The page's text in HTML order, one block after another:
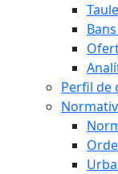
Perfil de